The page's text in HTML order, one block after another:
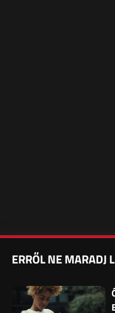
ERRŐL NE MARADJ